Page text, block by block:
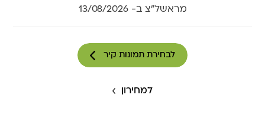
מראשל״צ ב-13/08/2026
לבחירת תמונות קיר
למחירון